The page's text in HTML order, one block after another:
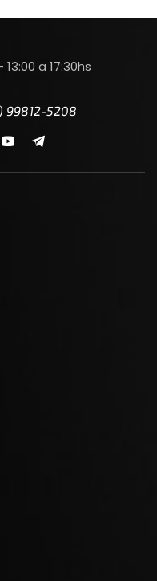
a 17:30hs
99812-5208